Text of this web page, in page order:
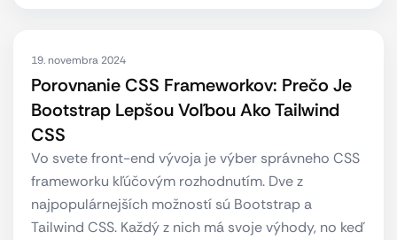
19. novembra 2024
Porovnanie CSS Frameworkov: Prečo Je
Bootstrap Lepšou Voľbou Ako Tailwind
CSS
Vo svete front-end vývoja je výber správneho CSS
frameworku kľúčovým rozhodnutím. Dve z
najpopulárnejších možností sú Bootstrap a
Tailwind CSS. Každý z nich má svoje výhody, no keď